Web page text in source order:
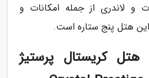
و لاندری از جمله امکانات و
هتل پنج ستاره است.
کریستال پرستیژ